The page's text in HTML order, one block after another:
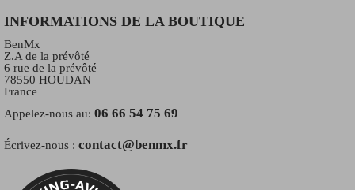
INFORMATIONS DE LA BOUTIQUE
BenMx
Z.A de la prévôté
6 rue de la prévôté
78550 HOUDAN
France
Appelez-nous au: 06 66 54 75 69
Écrivez-nous : contact@benmx.fr